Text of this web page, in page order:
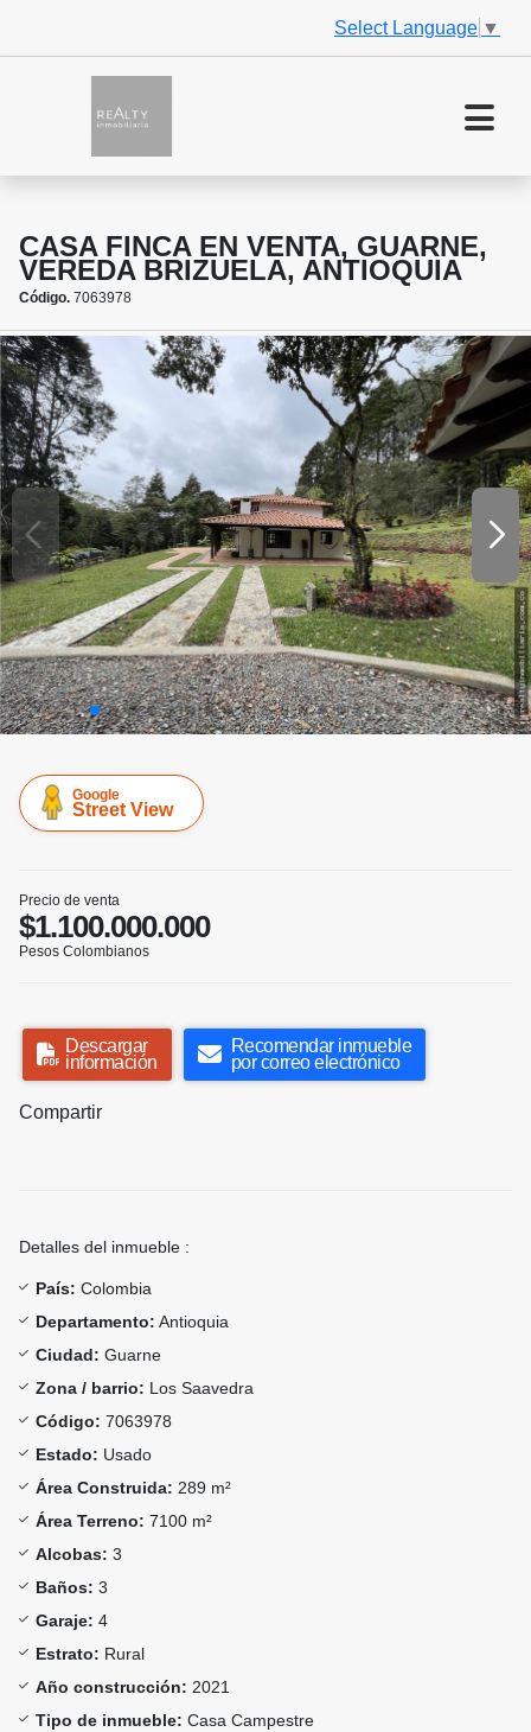
Select Language ▼
CASA FINCA EN VENTA, GUARNE,
VEREDA BRIZUELA, ANTIOQUIA
Código. 7063978
Google
Street View
Precio de venta
$1.100.000.000
Pesos Colombianos
Descargar
información
Recomendar inmueble
por correo electrónico
Compartir
Detalles del inmueble :
País: Colombia
Departamento: Antioquia
Ciudad: Guarne
Zona / barrio: Los Saavedra
Código: 7063978
Estado: Usado
Área Construida: 289 m²
Área Terreno: 7100 m²
Alcobas: 3
Baños: 3
Garaje: 4
Estrato: Rural
Año construcción: 2021
Tipo de inmueble: Casa Campestre